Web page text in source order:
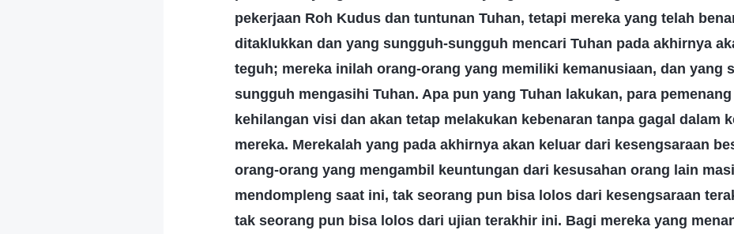
pekerjaan Roh Kudus dan tuntunan Tuhan, tetapi mereka yang telah
ditaklukkan dan yang sungguh-sungguh mencari Tuhan pada akhirnya
teguh; mereka inilah orang-orang yang memiliki kemanusiaan, dan yang
sungguh mengasihi Tuhan. Apa pun yang Tuhan lakukan, para
kehilangan visi dan akan tetap melakukan kebenaran tanpa gagal dalam
mereka. Merekalah yang pada akhirnya akan keluar dari kesengsaraan
orang-orang yang mengambil keuntungan dari kesusahan orang lain
mendompleng saat ini, tak seorang pun bisa lolos dari kesengsaraan
tak seorang pun bisa lolos dari ujian terakhir ini. Bagi mereka yang